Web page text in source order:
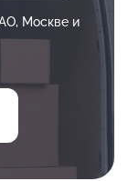
Москве и